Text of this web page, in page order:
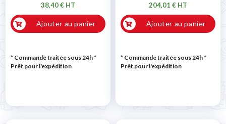
38,40 € HT
Ajouter au panier
* Commande traitée sous 24h*
Prêt pour l'expédition
204,01 € HT
Ajouter au panier
* Commande traitée sous 24h*
Prêt pour l'expédition